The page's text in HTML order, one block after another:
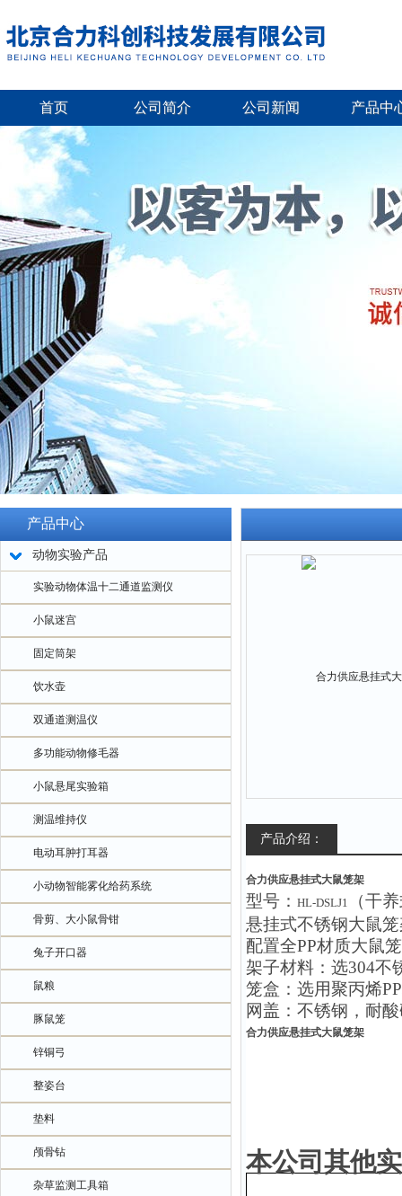
首页 公司简介 公司新闻 产品中
产品中心
动物实验产品
实验动物体温十二通道监测仪
小鼠迷宫
固定筒架
饮水壶
双通道测温仪
多功能动物修毛器
小鼠悬尾实验箱
测温维持仪
电动耳肿打耳器
小动物智能雾化给药系统
骨剪、大小鼠骨钳
兔子开口器
鼠粮
豚鼠笼
锌铜弓
整姿台
垫料
颅骨钻
杂草监测工具箱
产品介绍：
合力供应悬挂式大鼠笼架
型号： HL-DSLJ1
（干
悬挂式不锈钢大鼠
配置全PP材质大鼠
架子材料：选304不
笼盒：选用聚丙烯
网盖：不锈钢，耐
合力供应悬挂式大鼠笼架
本公司其他